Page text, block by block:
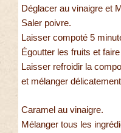
Déglacer au vinaigre et
Saler poivre.
Laisser compoté 5
Égoutter les fruits et
Laisser refroidir la
et mélanger
Caramel au vinaigre.
Mélanger tous les